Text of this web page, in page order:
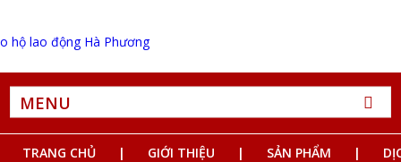
MENU
TRANG CHỦ GIỚI THIỆU SẢN PHẨM